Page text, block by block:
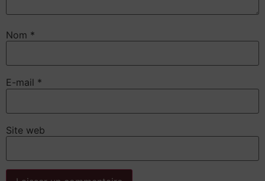
Nom *
E-mail *
Site web